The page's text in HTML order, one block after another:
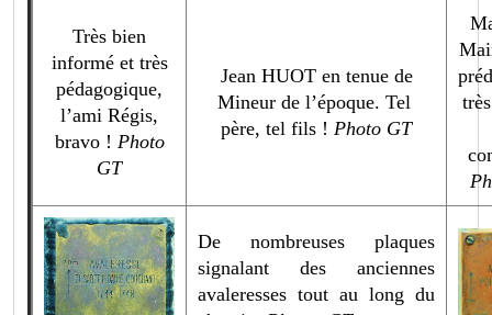
Très bien
informé et très
pédagogique,
l’ami Régis,
bravo ! Photo
GT
Jean HUOT en tenue de
Mineur de l’époque. Tel
père, tel fils ! Photo GT
De nombreuses plaques
signalant des anciennes
avaleresses tout au long du